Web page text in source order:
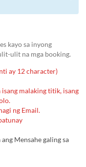
kayo sa inyong
ulit na mga booking.
ay 12 character)
malaking titik, isang
ng Email.
Mensahe galing sa